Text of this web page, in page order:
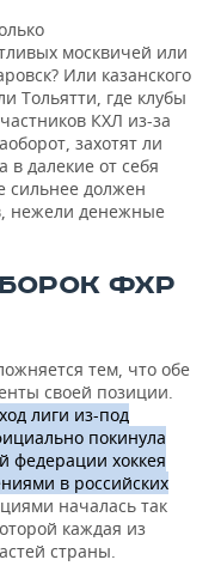
москвичей или
Или казанского
Тольятти, где клубы
КХЛ из-за
захотят ли
в далекие от себя
сильнее должен
нежели денежные
ФХР
тем, что обе
своей позиции.
лиги из-под
покинула
хоккея
в российских
началась так
каждая из
страны.